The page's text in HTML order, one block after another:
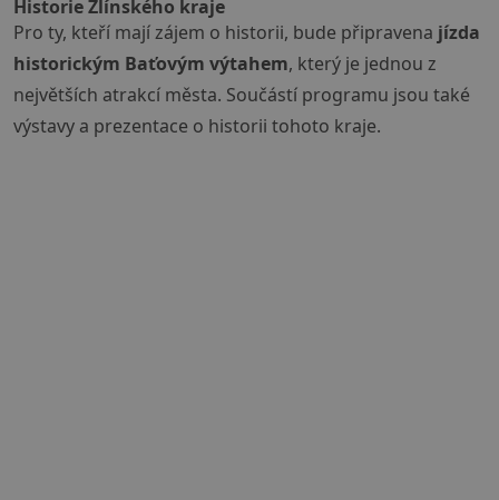
Historie Zlínského kraje
Pro ty, kteří mají zájem o historii, bude připravena jízda
historickým Baťovým výtahem, který je jednou z
největších atrakcí města. Součástí programu jsou také
výstavy a prezentace o historii tohoto kraje.